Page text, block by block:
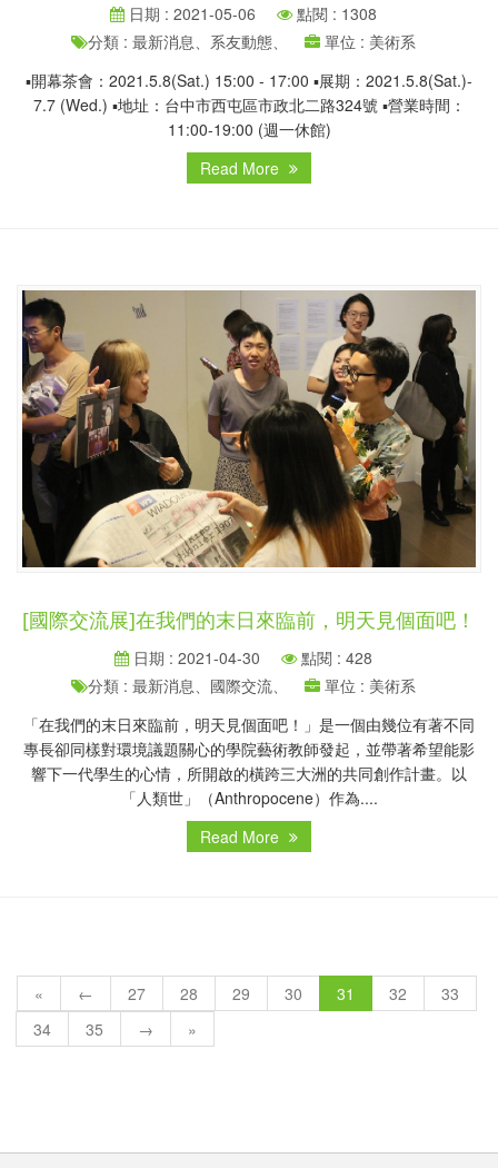
日期 : 2021-05-06
點閱 : 1308
分類 : 最新消息、系友動態、
單位 : 美術系
▪︎開幕茶會：2021.5.8(Sat.) 15:00 - 17:00​ ▪︎展期：2021.5.8(Sat.)-
7.7 (Wed.)​ ▪︎地址：台中市西屯區市政北二路324號​ ▪︎營業時間：
11:00-19:00 (週一休館)​
Read More
[國際交流展]在我們的末日來臨前，明天見個面吧！
日期 : 2021-04-30
點閱 : 428
分類 : 最新消息、國際交流、
單位 : 美術系
「在我們的末日來臨前，明天見個面吧！」是一個由幾位有著不同
專長卻同樣對環境議題關心的學院藝術教師發起，並帶著希望能影
響下一代學生的心情，所開啟的橫跨三大洲的共同創作計畫。以
「人類世」（Anthropocene）作為....
Read More
« ← 27 28 29 30 31 32
33
34
35 → »